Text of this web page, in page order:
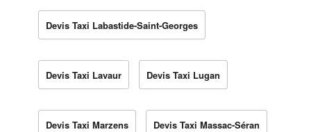
Devis Taxi Labastide-Saint-Georges
Devis Taxi Lavaur Devis Taxi Lugan
Devis Taxi Marzens Devis Taxi Massac-Séran